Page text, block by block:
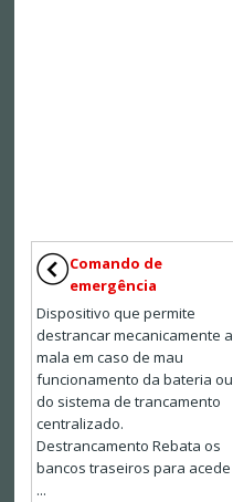
Comando de
emergência
Dispositivo que permite
destrancar mecanicamente a
mala em caso de mau
funcionamento da bateria ou
do sistema de trancamento
centralizado.
Destrancamento Rebata os
bancos traseiros para acede
...